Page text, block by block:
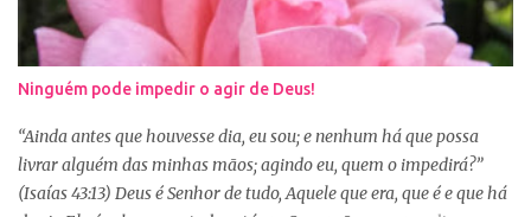
prevalecerá. Nem sempre, a nossa vontade é a vontade de Deus,
mas a Palavra nos garante que os caminhos e os pensamentos de
Deus são bem maiores que os nossos, se é assim, fiquemos
tranquilas, pois tudo que vem de Deus é bom. Porém, se Deus
entregar o governo da nossa vida a nós, ou seja, deixar que a nossa
vontade prevaleça, vamos acabar infelizes e frustradas, porque só
Ele sabe o que...
Ninguém pode impedir o agir de Deus!
“Ainda antes que houvesse dia, eu sou; e nenhum há que possa
livrar alguém das minhas mãos; agindo eu, quem o impedirá?”
(Isaías 43:13) Deus é Senhor de tudo, Aquele que era, que é e que há